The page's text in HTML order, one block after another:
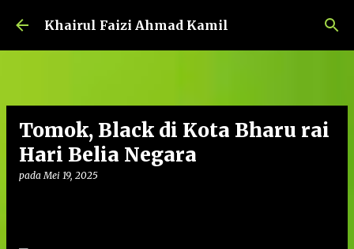
Langkau ke kandungan utama
Khairul Faizi Ahmad Kamil
Tomok, Black di Kota Bharu rai
Hari Belia Negara
padaMei 19, 2025